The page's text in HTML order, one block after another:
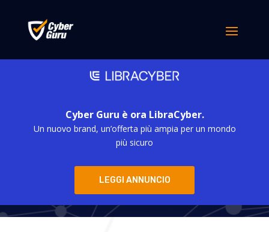
Cyber Guru è ora LibraCyber.
Un nuovo brand, un’offerta più ampia per un mondo
più sicuro
LEGGI ANNUNCIO
Cyber Guru